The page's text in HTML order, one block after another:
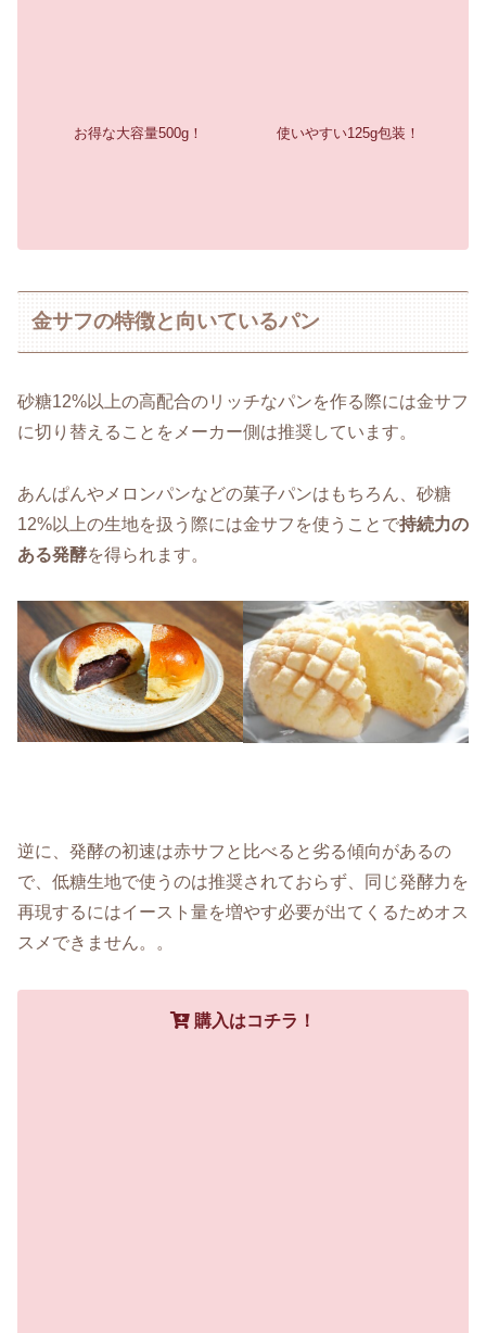
お得な大容量500g！ 使いやすい125g包装！
金サフの特徴と向いているパン
砂糖12%以上の高配合のリッチなパンを作る際には金サフ
に切り替えることをメーカー側は推奨しています。
あんぱんやメロンパンなどの菓子パンはもちろん、砂糖
12%以上の生地を扱う際には金サフを使うことで持続力の
ある発酵を得られます。
逆に、発酵の初速は赤サフと比べると劣る傾向があるの
で、低糖生地で使うのは推奨されておらず、同じ発酵力を
再現するにはイースト量を増やす必要が出てくるためオス
スメできません。。
購入はコチラ！